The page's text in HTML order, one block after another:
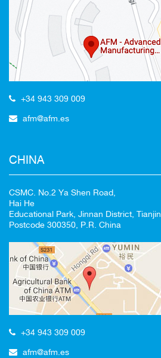
95%
CANCELAR
+34 943 309 009
afm@afm.es
CHINA
CSMC. No.2 Ya Shen Road,
Hai He
Educational Park, Jinnan District, Tianjin
Postcode 300350, P.R. China
+34 943 309 009
afm@afm.es